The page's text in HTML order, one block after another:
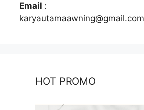
Email :
karyautamaawning@gmail.com
HOT PROMO